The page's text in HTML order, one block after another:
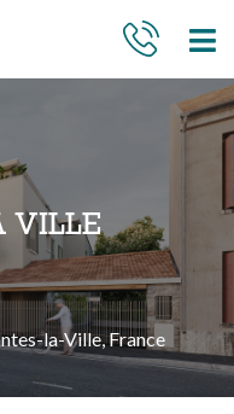
VILLE
la-Ville, France